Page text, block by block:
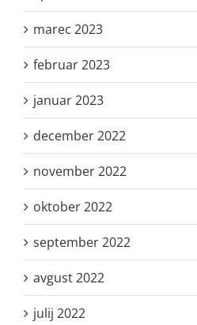
marec 2023
februar 2023
januar 2023
december 2022
november 2022
oktober 2022
september 2022
avgust 2022
julij 2022